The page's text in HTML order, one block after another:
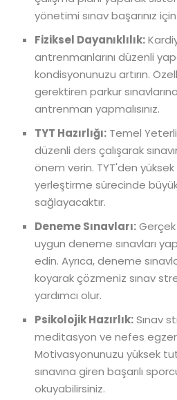
yönetimi sınav başarınız
Fiziksel Dayanıklılık:
antrenmanlarını düzenli
kondisyonunuzu artırın.
gerektiren parkur
antrenman yapmalısınız.
TYT Hazırlığı: Temel
düzenli ders çalışarak
önem verin. TYT'den
yerleştirme sürecinde
sağlayacaktır.
Deneme Sınavları:Gerçek
uygun deneme sınavları
edin. Ayrıca, deneme
koyarak çözmeniz sınav
yardımcı olur.
Psikolojik Hazırlık:Sınav
meditasyon ve nefes
Motivasyonunuzu yüksek
sınavına giren başarılı
okuyabilirsiniz.